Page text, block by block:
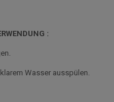
:
Wasser ausspülen.